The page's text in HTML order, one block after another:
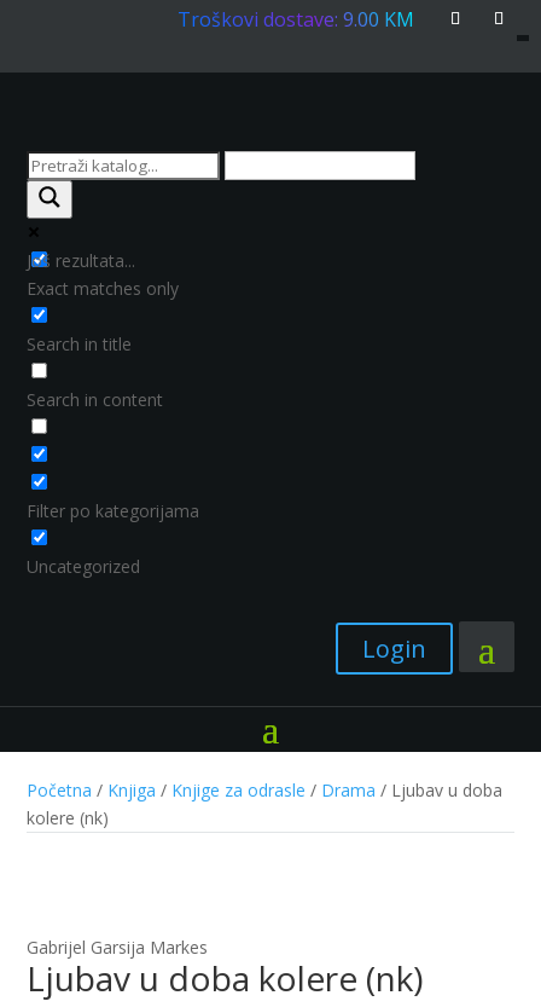
Troškovi dostave: 9.00 KM
Još rezultata...
Exact matches only
Search in title
Search in content
Filter po kategorijama
Uncategorized
Login
Početna / Knjiga / Knjige za odrasle / Drama / Ljubav u doba
kolere (nk)
Gabrijel Garsija Markes
Ljubav u doba kolere (nk)